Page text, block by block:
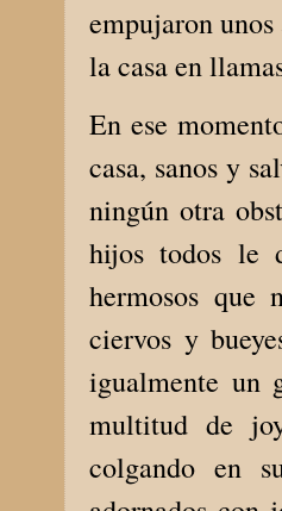
empujaron
la casa en
En ese
casa, sanos y
ningún otra
hijos todos le
hermosos que
ciervos y
igualmente un
multitud de
colgando en